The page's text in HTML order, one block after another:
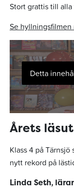
Stort grattis till
Se
Detta
Årets
Klass 4 på
nytt rekord på
Linda Seth,